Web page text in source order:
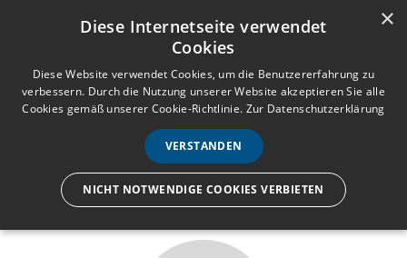
Anmelden Registrieren
e
n
ü
Wir lassen nur die Hand los,
×
Diese Internetseite verwendet
Cookies
Diese Website verwendet Cookies, um die Benutzererfahrung zu
verbessern. Durch die Nutzung unserer Website akzeptieren Sie alle
Cookies gemäß unserer Cookie-Richtlinie. Zur Datenschutzerklärung
VERSTANDEN
NICHT NOTWENDIGE COOKIES VERBIETEN